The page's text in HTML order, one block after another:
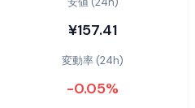
¥157.41
変動率 (24h)
-0.05%